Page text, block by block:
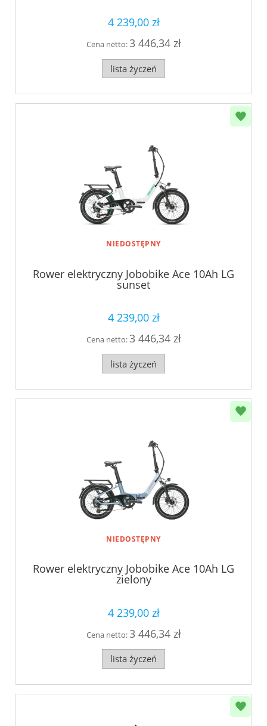
4 239,00 zł
Cena netto:3 446,34 zł
lista życzeń
NIEDOSTĘPNY
Rower elektryczny Jobobike Ace 10Ah LG
sunset
4 239,00 zł
Cena netto:3 446,34 zł
lista życzeń
NIEDOSTĘPNY
Rower elektryczny Jobobike Ace 10Ah LG
zielony
4 239,00 zł
Cena netto:3 446,34 zł
lista życzeń